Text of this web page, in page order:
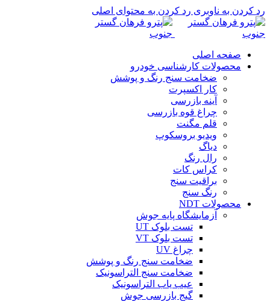
رد کردن به ناوبری رد کردن به محتوای اصلی
صفحه اصلی
محصولات کارشناسی خودرو
ضخامت سنج رنگ و پوشش
کار اکسپرت
آینه بازرسی
چراغ قوه بازرسی
قلم مگنت
ویدیو بروسکوپ
دیاگ
رال رنگ
کراس کات
براقیت سنج
رنگ سنج
محصولات NDT
آزمایشگاه پایه جوش
تست بلوک UT
تست بلوک VT
چراغ UV
ضخامت سنج رنگ و پوشش
ضخامت سنج التراسونیک
عیب یاب التراسونیک
گیج بازرسی جوش